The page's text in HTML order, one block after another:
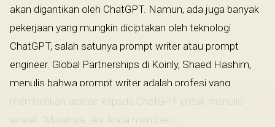
akan digantikan oleh ChatGPT. Namun, ada juga banyak
pekerjaan yang mungkin diciptakan oleh teknologi
ChatGPT, salah satunya prompt writer atau prompt
engineer. Global Partnerships di Koinly, Shaed Hashim,
menulis bahwa prompt writer adalah profesi yang
memberikan arahan kepada ChatGPT untuk menulis
artikel. “Misalnya, jika Anda memberi...